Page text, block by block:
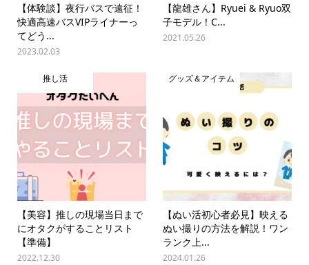
【体験談】夜行バスで遠征！
快適高速バスVIPライナーっ
てどう...
2023.02.03
【龍雄さん】Ryuei & Ryuo双
子モデル！C...
2021.05.26
推し活
【美容】推しの現場当日まで
にオタクがすることリスト
【準備】
2022.12.30
グッズ＆アイテム
【ぬい活初心者必見】映える
ぬい撮りの方法を解説！ワン
ランク上...
2024.01.26